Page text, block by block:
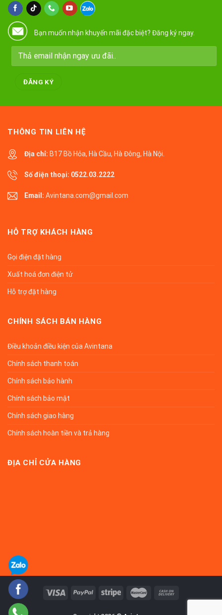
Bạn muốn nhận khuyến mãi đặc biệt? Đăng ký ngay.
THÔNG TIN LIÊN HỆ
Địa chỉ: B17 Bồ Hỏa, Hà Cầu, Hà Đông, Hà Nội.
Số điện thoại: 0522.03.2222
Email: Avintana.com@gmail.com
HỖ TRỢ KHÁCH HÀNG
Gọi điện đặt hàng
Xuất hoá đơn điện tử
Hỗ trợ đặt hàng
CHÍNH SÁCH BÁN HÀNG
Điều khoản điều kiện của Avintana
Chính sách thanh toán
Chính sách bảo hành
Chính sách bảo mật
Chính sách giao hàng
Chính sách hoàn tiền và trả hàng
ĐỊA CHỈ CỬA HÀNG